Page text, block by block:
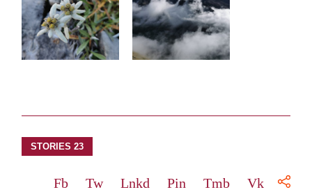
STORIES 23
Fb Tw Lnkd Pin Tmb Vk